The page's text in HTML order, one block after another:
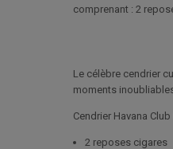
comprenant : 2
Le célèbre cendrier
moments
Cendrier Havana
2 reposes cigares